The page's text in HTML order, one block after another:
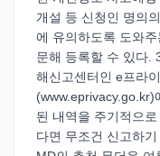
개설 등 신청인 명의
에 유의하도록 도와
문해 등록할 수 있다.
해신고센터인 e프라
(www.eprivacy.go.kr)
된 내역을 주기적으
다면 무조건 신고하